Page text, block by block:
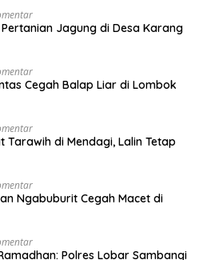
Jagung di Desa Karang
Cegah Balap Liar di Lombok
Tarawih di Mendagi, Lalin Tetap
Ngabuburit Cegah Macet di
Polres Lobar Sambangi